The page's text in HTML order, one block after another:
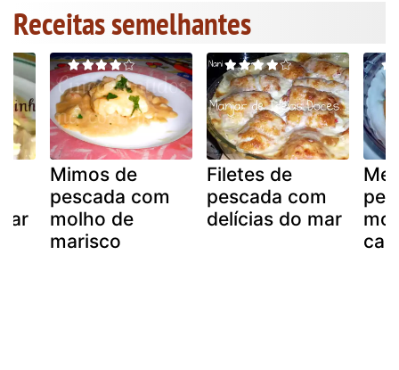
Receitas semelhantes
Mimos de
pescada com
molho de
marisco
Filetes de
pescada com
delícias do mar